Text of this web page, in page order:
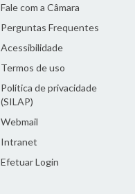
Fale com a Câmara
Perguntas Frequentes
Acessibilidade
Termos de uso
Política de privacidade
(SILAP)
Webmail
Intranet
Efetuar Login